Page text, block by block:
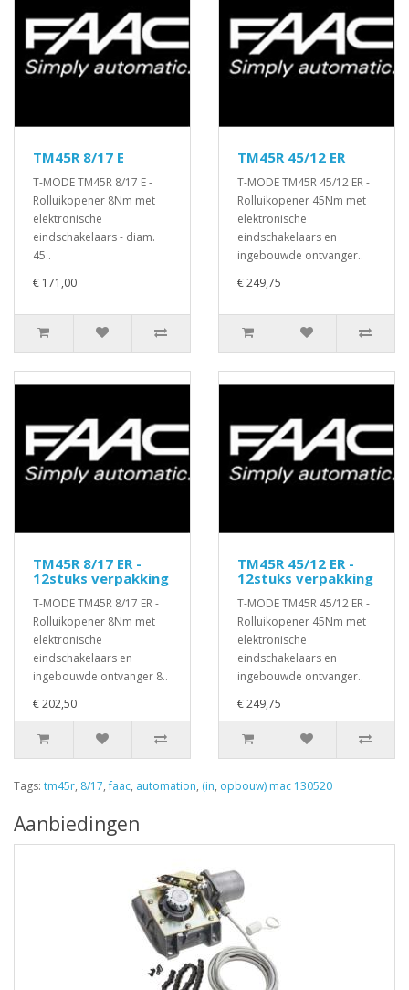
TM45R 8/17 E
T-MODE TM45R 8/17 E -
Rolluikopener 8Nm met
elektronische
eindschakelaars - diam.
45..
€ 171,00
TM45R 45/12 ER
T-MODE TM45R 45/12 ER -
Rolluikopener 45Nm met
elektronische
eindschakelaars en
ingebouwde ontvanger..
€ 249,75
TM45R 8/17 ER -
12stuks verpakking
T-MODE TM45R 8/17 ER -
Rolluikopener 8Nm met
elektronische
eindschakelaars en
ingebouwde ontvanger 8..
€ 202,50
TM45R 45/12 ER -
12stuks verpakking
T-MODE TM45R 45/12 ER -
Rolluikopener 45Nm met
elektronische
eindschakelaars en
ingebouwde ontvanger..
€ 249,75
Tags: tm45r, 8/17,faac, automation, (in, opbouw) mac 130520
Aanbiedingen